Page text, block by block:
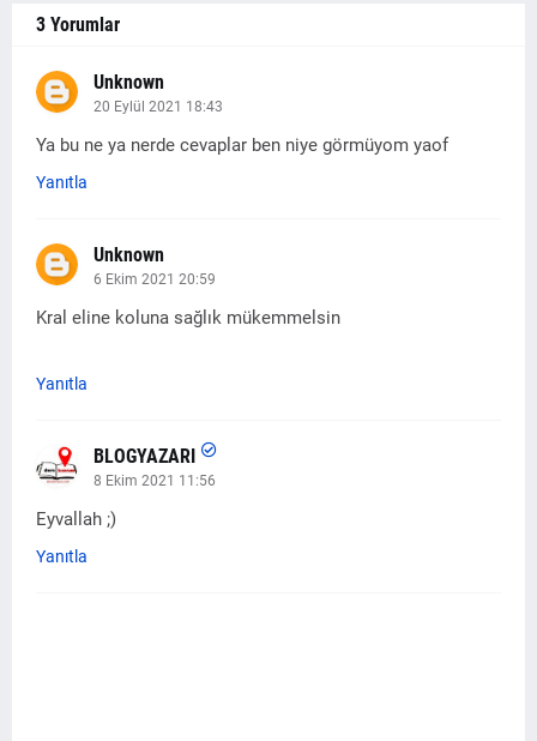
3 Yorumlar
Unknown
20 Eylül 2021 18:43
Ya bu ne ya nerde cevaplar ben niye görmüyom yaof
Yanıtla
Unknown
6 Ekim 2021 20:59
Kral eline koluna sağlık mükemmelsin
Yanıtla
BLOGYAZARI
8 Ekim 2021 11:56
Eyvallah ;)
Yanıtla